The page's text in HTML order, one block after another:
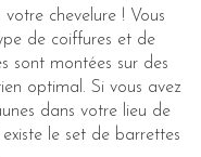
chevelure ! Vous
de coiffures et de
sont montées sur des
optimal. Si vous avez
dans votre lieu de
le set de barrettes